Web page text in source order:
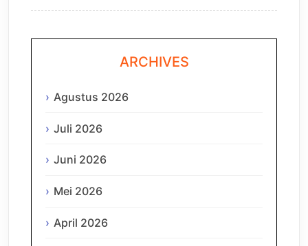
ARCHIVES
Agustus 2026
Juli 2026
Juni 2026
Mei 2026
April 2026